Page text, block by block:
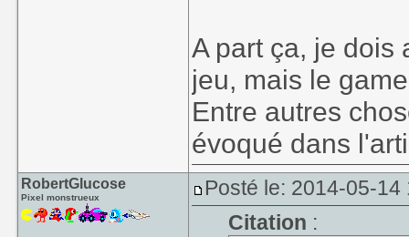
A part ça, je dois
jeu, mais le
Entre autres
évoqué dans
RobertGlucose
Pixel monstrueux
Posté le: 2014-05-
Citation :